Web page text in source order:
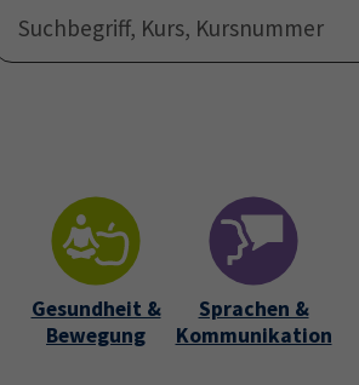
Programm
Gesundheit &
Bewegung
Sprachen &
Kommunikation